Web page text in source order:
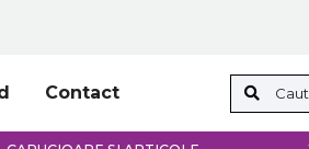
Contact